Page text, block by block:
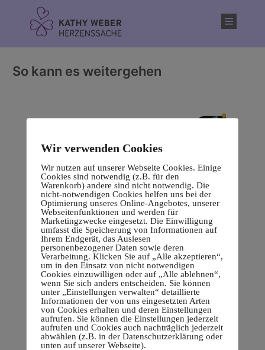
So kann es weitergehen
Wir verwenden Cookies
Wir nutzen auf unserer Webseite Cookies. Einige
Cookies sind notwendig (z.B. für den
Warenkorb) andere sind nicht notwendig. Die
nicht-notwendigen Cookies helfen uns bei der
Optimierung unseres Online-Angebotes, unserer
Webseitenfunktionen und werden für
Marketingzwecke eingesetzt. Die Einwilligung
umfasst die Speicherung von Informationen auf
Ihrem Endgerät, das Auslesen
personenbezogener Daten sowie deren
Verarbeitung. Klicken Sie auf „Alle akzeptieren“,
um in den Einsatz von nicht notwendigen
Cookies einzuwilligen oder auf „Alle ablehnen“,
wenn Sie sich anders entscheiden. Sie können
unter „Einstellungen verwalten“ detaillierte
Informationen der von uns eingesetzten Arten
von Cookies erhalten und deren Einstellungen
aufrufen. Sie können die Einstellungen jederzeit
aufrufen und Cookies auch nachträglich jederzeit
abwählen (z.B. in der Datenschutzerklärung oder
unten auf unserer Webseite).